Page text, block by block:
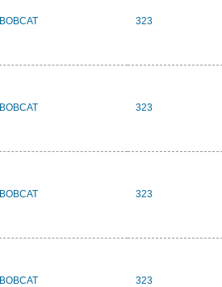
BOBCAT 323
BOBCAT 323
BOBCAT 323
BOBCAT 323